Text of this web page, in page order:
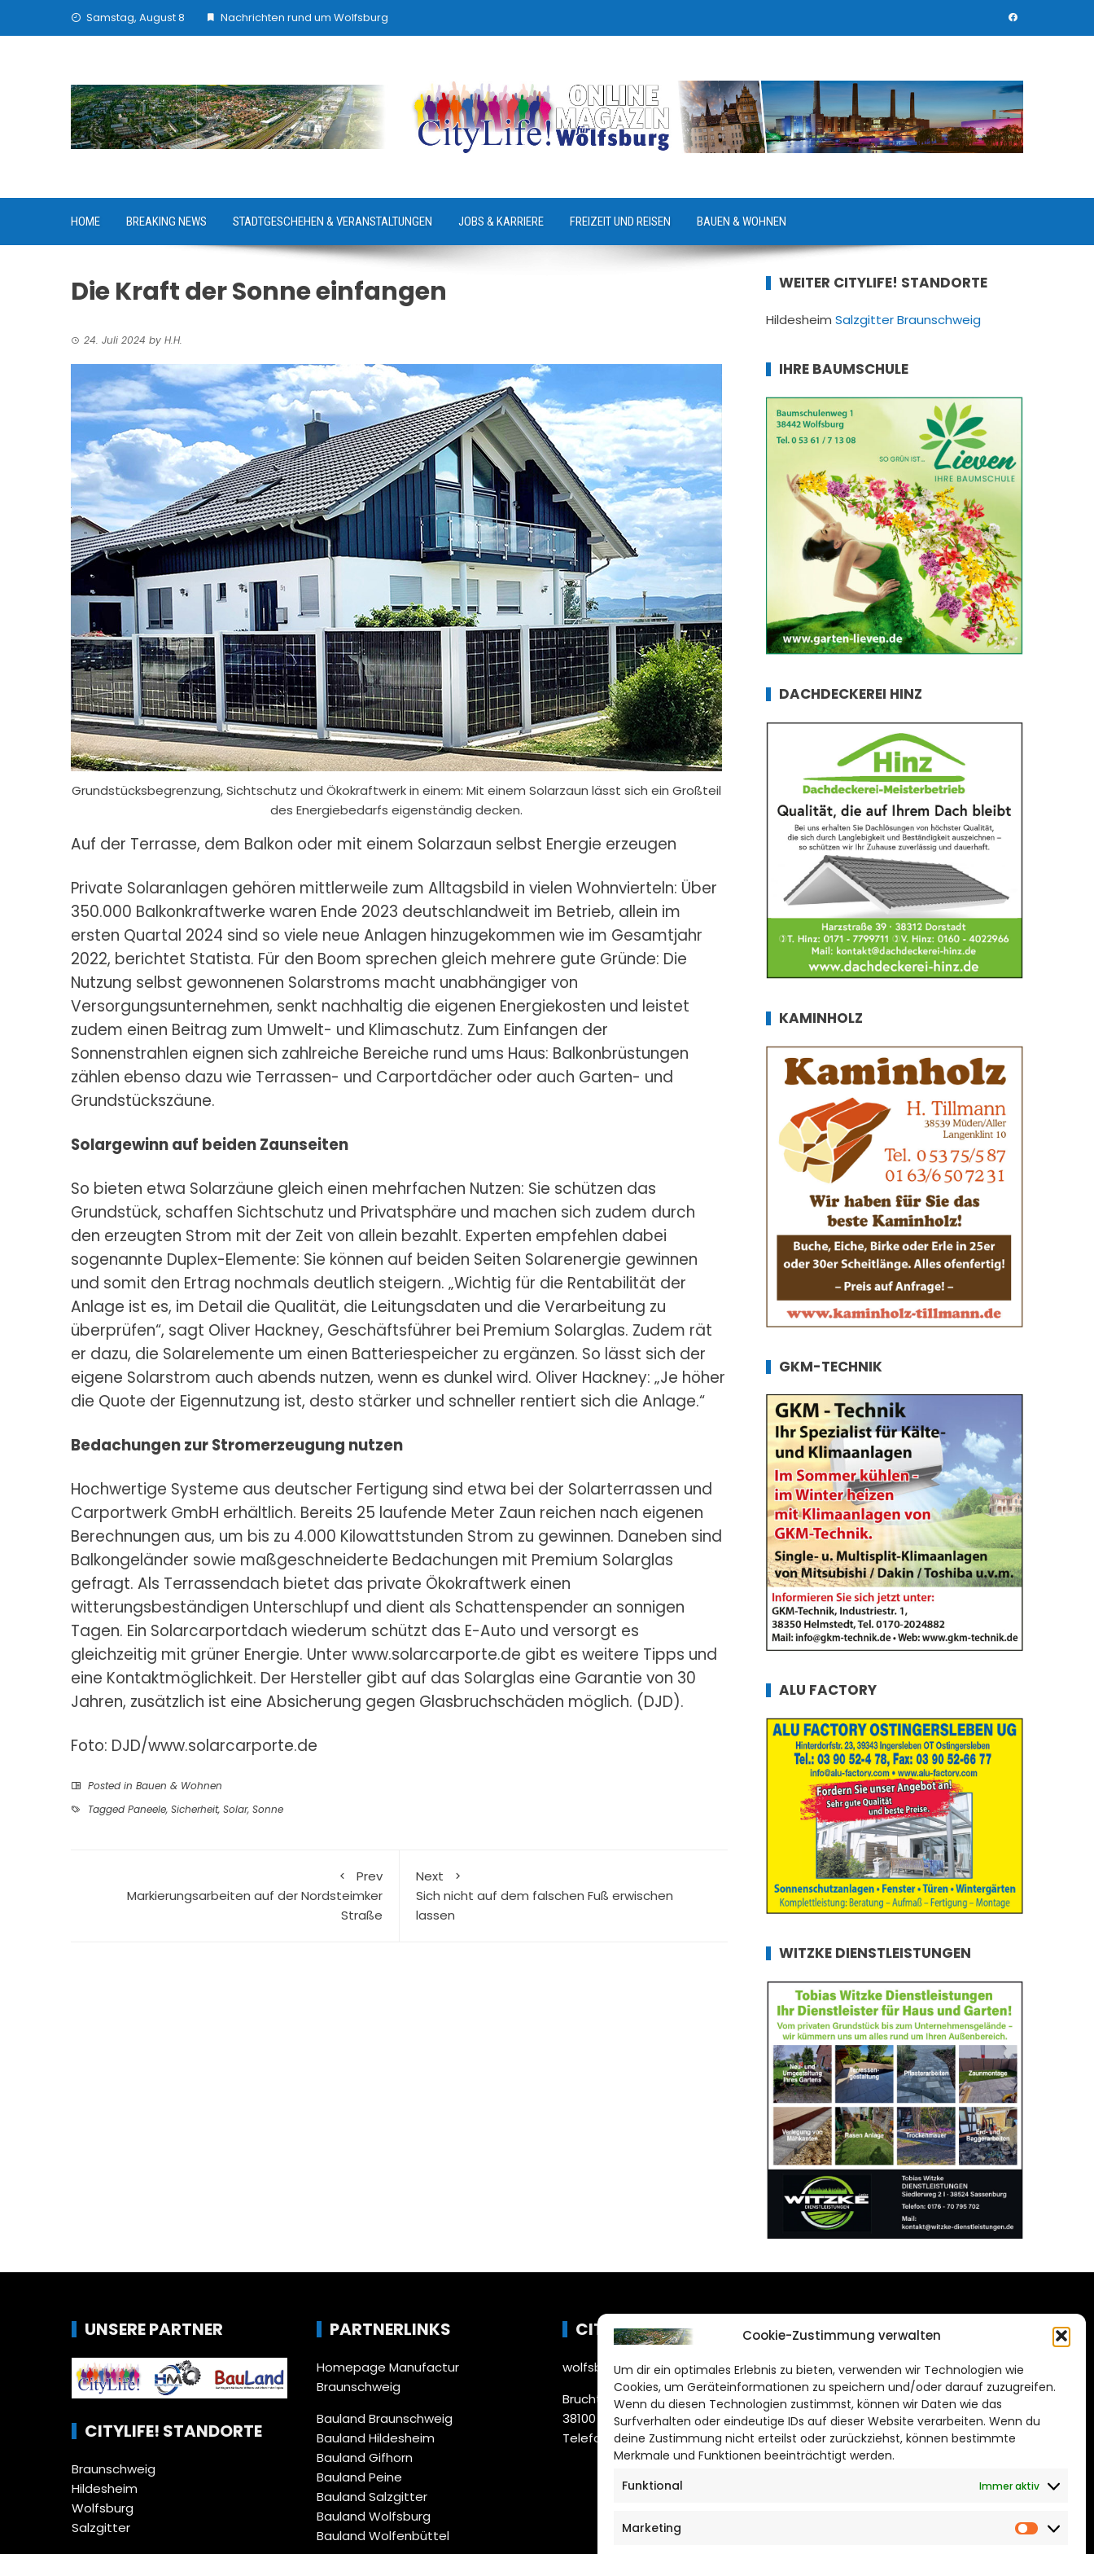
Cookie-Zustimmung verwalten
Um dir ein optimales Erlebnis zu bieten, verwenden wir Technologien wie
Cookies, um Geräteinformationen zu speichern und/oder darauf zuzugreifen.
Wenn du diesen Technologien zustimmst, können wir Daten wie das
Surfverhalten oder eindeutige IDs auf dieser Website verarbeiten. Wenn du
deine Zustimmung nicht erteilst oder zurückziehst, können bestimmte
Merkmale und Funktionen beeinträchtigt werden.
Funktional
Immer aktiv
Marketing
Samstag, August 8 Nachrichten rund um Wolfsburg
HOME BREAKING NEWS STADTGESCHEHEN & VERANSTALTUNGEN JOBS & KARRIERE FREIZEIT UND REISEN BAUEN & WOHNEN
Die Kraft der Sonne einfangen
24. Juli 2024 by H.H.
Grundstücksbegrenzung, Sichtschutz und Ökokraftwerk in einem: Mit einem Solarzaun lässt sich ein Großteil
des Energiebedarfs eigenständig decken.
Auf der Terrasse, dem Balkon oder mit einem Solarzaun selbst Energie erzeugen
Private Solaranlagen gehören mittlerweile zum Alltagsbild in vielen Wohnvierteln: Über
350.000 Balkonkraftwerke waren Ende 2023 deutschlandweit im Betrieb, allein im
ersten Quartal 2024 sind so viele neue Anlagen hinzugekommen wie im Gesamtjahr
2022, berichtet Statista. Für den Boom sprechen gleich mehrere gute Gründe: Die
Nutzung selbst gewonnenen Solarstroms macht unabhängiger von
Versorgungsunternehmen, senkt nachhaltig die eigenen Energiekosten und leistet
zudem einen Beitrag zum Umwelt- und Klimaschutz. Zum Einfangen der
Sonnenstrahlen eignen sich zahlreiche Bereiche rund ums Haus: Balkonbrüstungen
zählen ebenso dazu wie Terrassen- und Carportdächer oder auch Garten- und
Grundstückszäune.
Solargewinn auf beiden Zaunseiten
So bieten etwa Solarzäune gleich einen mehrfachen Nutzen: Sie schützen das
Grundstück, schaffen Sichtschutz und Privatsphäre und machen sich zudem durch
den erzeugten Strom mit der Zeit von allein bezahlt. Experten empfehlen dabei
sogenannte Duplex-Elemente: Sie können auf beiden Seiten Solarenergie gewinnen
und somit den Ertrag nochmals deutlich steigern. „Wichtig für die Rentabilität der
Anlage ist es, im Detail die Qualität, die Leitungsdaten und die Verarbeitung zu
überprüfen“, sagt Oliver Hackney, Geschäftsführer bei Premium Solarglas. Zudem rät
er dazu, die Solarelemente um einen Batteriespeicher zu ergänzen. So lässt sich der
eigene Solarstrom auch abends nutzen, wenn es dunkel wird. Oliver Hackney: „Je höher
die Quote der Eigennutzung ist, desto stärker und schneller rentiert sich die Anlage.“
Bedachungen zur Stromerzeugung nutzen
Hochwertige Systeme aus deutscher Fertigung sind etwa bei der Solarterrassen und
Carportwerk GmbH erhältlich. Bereits 25 laufende Meter Zaun reichen nach eigenen
Berechnungen aus, um bis zu 4.000 Kilowattstunden Strom zu gewinnen. Daneben sind
Balkongeländer sowie maßgeschneiderte Bedachungen mit Premium Solarglas
gefragt. Als Terrassendach bietet das private Ökokraftwerk einen
witterungsbeständigen Unterschlupf und dient als Schattenspender an sonnigen
Tagen. Ein Solarcarportdach wiederum schützt das E-Auto und versorgt es
gleichzeitig mit grüner Energie. Unter www.solarcarporte.de gibt es weitere Tipps und
eine Kontaktmöglichkeit. Der Hersteller gibt auf das Solarglas eine Garantie von 30
Jahren, zusätzlich ist eine Absicherung gegen Glasbruchschäden möglich. (DJD).
Foto: DJD/www.solarcarporte.de
Posted in Bauen & Wohnen
Tagged Paneele, Sicherheit, Solar, Sonne
Prev
Markierungsarbeiten auf der Nordsteimker
Straße
Next
Sich nicht auf dem falschen Fuß erwischen
lassen
WEITER CITYLIFE! STANDORTE
Hildesheim SalzgitterBraunschweig
IHRE BAUMSCHULE
DACHDECKEREI HINZ
KAMINHOLZ
GKM-TECHNIK
ALU FACTORY
WITZKE DIENSTLEISTUNGEN
UNSERE PARTNER
CITYLIFE! STANDORTE
Braunschweig
Hildesheim
Wolfsburg
Salzgitter
PARTNERLINKS
Homepage Manufactur
Braunschweig
Bauland Braunschweig
Bauland Hildesheim
Bauland Gifhorn
Bauland Peine
Bauland Salzgitter
Bauland Wolfsburg
Bauland Wolfenbüttel
CITYLIFE!
wolfsburg@citylifemedien.de
Bruchtorwall 12
38100 Braunschweig
Telefon: 0531 387220 – 65
DAS STADTMAGAZIN
FÜR WOLFSBURG
Impressum
Datenschutzerklärung
Cookie Richtlinie
CITYLIFE! BEI FACEBOOK